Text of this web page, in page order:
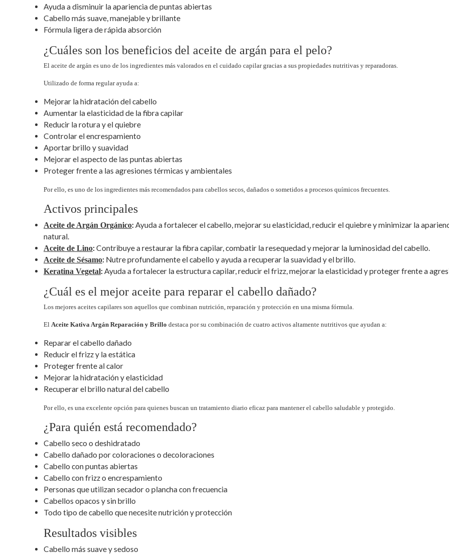
Ayuda a disminuir la apariencia de puntas abiertas
Cabello más suave, manejable y brillante
Fórmula ligera de rápida absorción
¿Cuáles son los beneficios del aceite de argán para el pelo?
El aceite de argán es uno de los ingredientes más valorados en el cuidado capilar gracias a sus propiedades nutritivas y reparadoras.
Utilizado de forma regular ayuda a:
Mejorar la hidratación del cabello
Aumentar la elasticidad de la fibra capilar
Reducir la rotura y el quiebre
Controlar el encrespamiento
Aportar brillo y suavidad
Mejorar el aspecto de las puntas abiertas
Proteger frente a las agresiones térmicas y ambientales
Por ello, es uno de los ingredientes más recomendados para cabellos secos, dañados o sometidos a procesos químicos frecuentes.
Activos principales
Aceite de Argán Orgánico:Ayuda a fortalecer el cabello, mejorar su elasticidad, reducir el quiebre y minimizar la
natural.
Aceite de Lino:Contribuye a restaurar la fibra capilar, combatir la resequedad y mejorar la luminosidad del cabello.
Aceite de Sésamo: Nutre profundamente el cabello y ayuda a recuperar la suavidad y el brillo.
Keratina Vegetal:Ayuda a fortalecer la estructura capilar, reducir el frizz, mejorar la elasticidad y proteger frente a
¿Cuál es el mejor aceite para reparar el cabello dañado?
Los mejores aceites capilares son aquellos que combinan nutrición, reparación y protección en una misma fórmula.
El Aceite Kativa Argán Reparación y Brillo destaca por su combinación de cuatro activos altamente nutritivos que ayudan a:
Reparar el cabello dañado
Reducir el frizz y la estática
Proteger frente al calor
Mejorar la hidratación y elasticidad
Recuperar el brillo natural del cabello
Por ello, es una excelente opción para quienes buscan un tratamiento diario eficaz para mantener el cabello saludable y protegido.
¿Para quién está recomendado?
Cabello seco o deshidratado
Cabello dañado por coloraciones o decoloraciones
Cabello con puntas abiertas
Cabello con frizz o encrespamiento
Personas que utilizan secador o plancha con frecuencia
Cabellos opacos y sin brillo
Todo tipo de cabello que necesite nutrición y protección
Resultados visibles
Cabello más suave y sedoso